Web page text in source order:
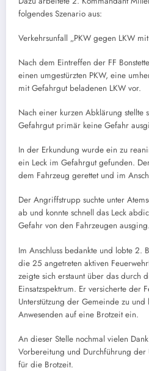
folgendes Szenario aus:
Verkehrsunfall „PKW gegen LKW
Nach dem Eintreffen der FF
einen umgestürzten PKW, eine
mit Gefahrgut beladenen LKW vor.
Nach einer kurzen Abklärung stellte
Gefahrgut primär keine Gefahr
In der Erkundung wurde ein zu
ein Leck im Gefahrgut gefunden.
dem Fahrzeug gerettet und im
Der Angriffstrupp suchte unter
ab und konnte schnell das Leck
Gefahr von den Fahrzeugen ausging.
Im Anschluss bedankte und lobte 2.
die 25 angetreten aktiven
zeigte sich erstaunt über das durch
Einsatzspektrum. Er versicherte der
Unterstützung der Gemeinde zu und
Anwesenden auf eine Brotzeit ein.
An dieser Stelle nochmal vielen
Vorbereitung und Durchführung
für die Brotzeit.